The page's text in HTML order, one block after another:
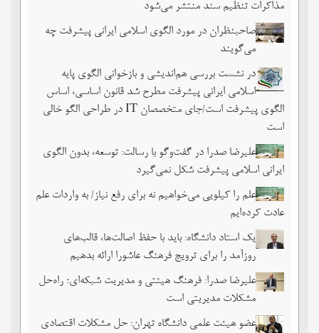
مذاکرات تنظیم سند منتشر می‌شود
صاحبنظران در مورد الگوی اسلامی ایرانی پیشرفت چه
می‌گویند
در نشست بررسی هم‌اندیشی و بازخوانی الگوی پایه
اسلامی ایرانی پیشرفت مطرح شد قانون اساسی، اساس
الگوی پیشرفت است/جای متخصصان IT در طراحی الگو خالی
است
علیرضا صدرا در گفت‌وگو با رسالت: توسعه، بدون الگوی
ایرانی اسلامی پیشرفت شکل نمی‌گیرد
علم را کیلویی می‌خواهیم نه برای رفع نیاز/ به واردات علم
عادت کرده‌ایم
یک استاد دانشگاه: باید با حفظ اصالت‌ها، قالب‌های
روزآمد را برای ترویج فرهنگ عاشورا ارائه بدهیم
علیرضا صدرا: فرهنگ هیئتی و مدیریت شبکه‌ای؛ راه‌حل
مشکلات مدیریتی است
عضو هیئت علمی دانشگاه تهران: حل مشکلات اقتصادی